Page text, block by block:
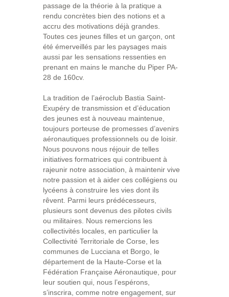
passage de la théorie à la pratique a
rendu concrètes bien des notions et a
accru des motivations déjà grandes.
Toutes ces jeunes filles et un garçon, ont
été émerveillés par les paysages mais
aussi par les sensations ressenties en
prenant en mains le manche du Piper PA-
28 de 160cv.
La tradition de l’aéroclub Bastia Saint-
Exupéry de transmission et d’éducation
des jeunes est à nouveau maintenue,
toujours porteuse de promesses d’avenirs
aéronautiques professionnels ou de loisir.
Nous pouvons nous réjouir de telles
initiatives formatrices qui contribuent à
rajeunir notre association, à maintenir vive
notre passion et à aider ces collégiens ou
lycéens à construire les vies dont ils
rêvent. Parmi leurs prédécesseurs,
plusieurs sont devenus des pilotes civils
ou militaires. Nous remercions les
collectivités locales, en particulier la
Collectivité Territoriale de Corse, les
communes de Lucciana et Borgo, le
département de la Haute-Corse et la
Fédération Française Aéronautique, pour
leur soutien qui, nous l’espérons,
s’inscrira, comme notre engagement, sur